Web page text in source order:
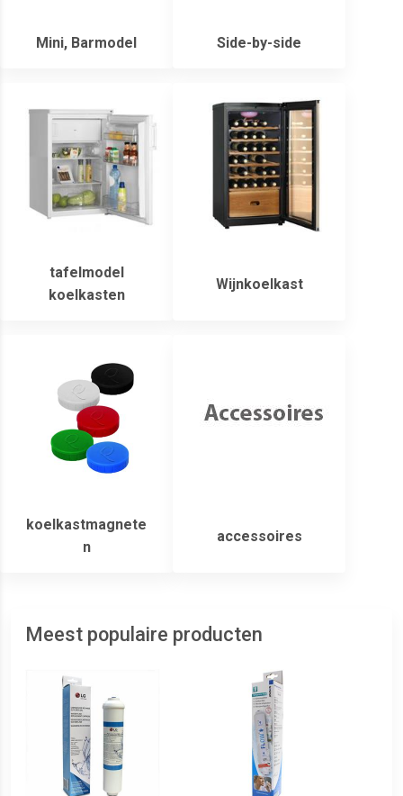
Mini, Barmodel Side-by-side
tafelmodel
koelkasten
Wijnkoelkast
koelkastmagnete
n
accessoires
Meest populaire producten